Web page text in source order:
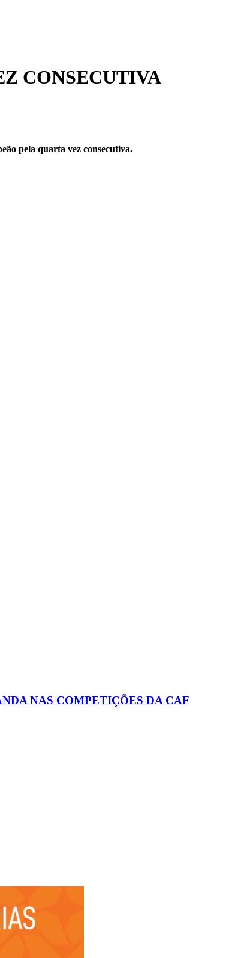
CONSECUTIVA
pela quarta vez consecutiva.
NAS COMPETIÇÕES DA CAF